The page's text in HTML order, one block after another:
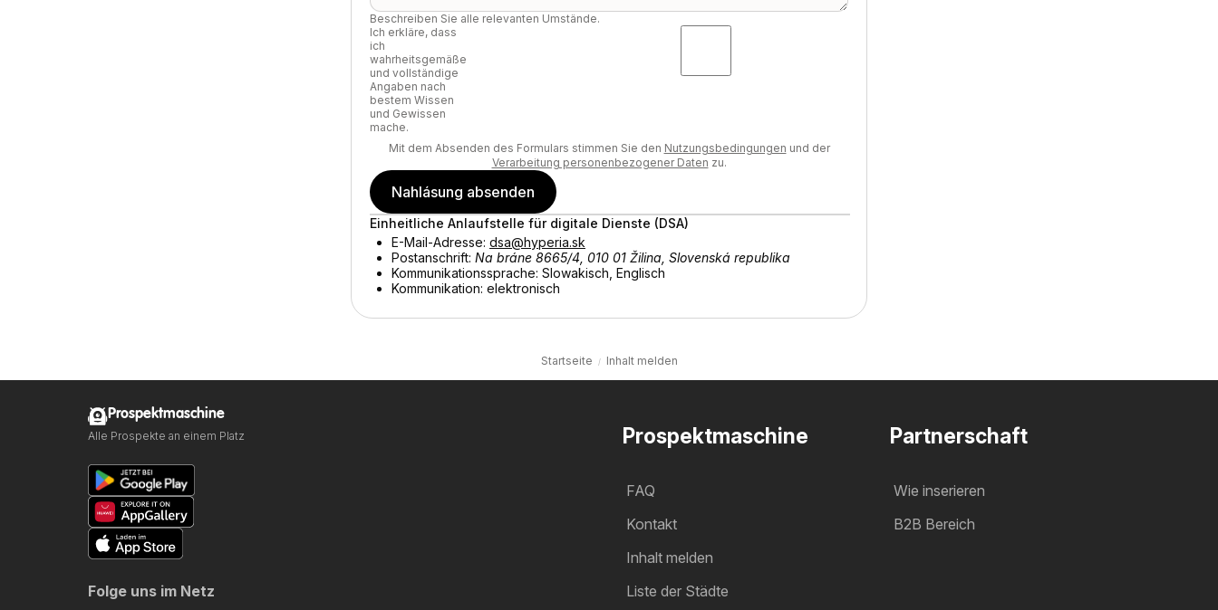
Beschreiben Sie alle relevanten Umstände.
Ich erkläre, dass
ich
wahrheitsgemäße
und vollständige
Angaben nach
bestem Wissen
und Gewissen
mache.
Mit dem Absenden des Formulars stimmen Sie den Nutzungsbedingungen und der
Verarbeitung personenbezogener Daten zu.
Nahlásung absenden
Einheitliche Anlaufstelle für digitale Dienste (DSA)
E-Mail-Adresse: dsa@hyperia.sk
Postanschrift: Na bráne 8665/4, 010 01 Žilina, Slovenská republika
Kommunikationssprache: Slowakisch, Englisch
Kommunikation: elektronisch
Startseite Inhalt melden
Prospektmaschine
FAQ
Kontakt
Inhalt melden
Liste der Städte
Partnerschaft
Wie inserieren
B2B Bereich
Prospektmaschine
Alle Prospekte an einem Platz
Folge uns im Netz